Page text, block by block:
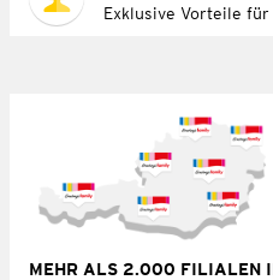
Exklusive Vorteile für
MEHR ALS 2.000 FILIALEN